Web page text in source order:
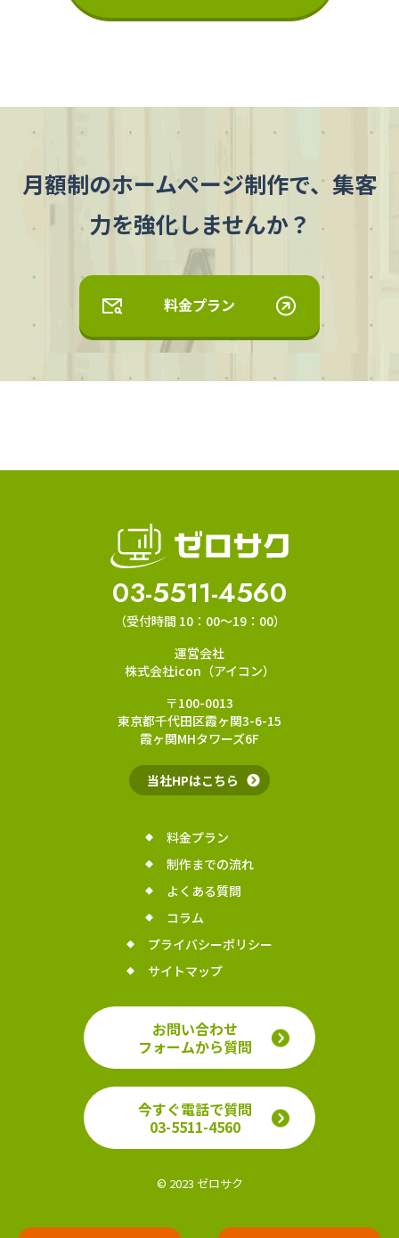
月額制のホームページ制作で、集客
力を強化しませんか？
料金プラン
03-5511-4560
（受付時間 10：00～19：00）
運営会社
株式会社icon（アイコン）
〒100-0013
東京都千代田区霞ヶ関3-6-15
霞ヶ関MHタワーズ6F
当社HPはこちら
料金プラン
制作までの流れ
よくある質問
コラム
プライバシーポリシー
サイトマップ
お問い合わせ
フォームから質問
今すぐ電話で質問
03-5511-4560
© 2023 ゼロサク